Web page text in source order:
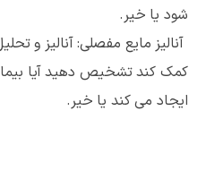
شود یا خیر.
آنالیز مایع مفصلی: آنالیز و
کمک کند تشخیص دهید آیا
ایجاد می کند یا خیر.